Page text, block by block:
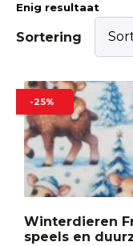
Enig resultaat
Sortering
-25%
Winterdieren
speels en